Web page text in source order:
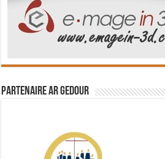
Partenaire Ar Gedour